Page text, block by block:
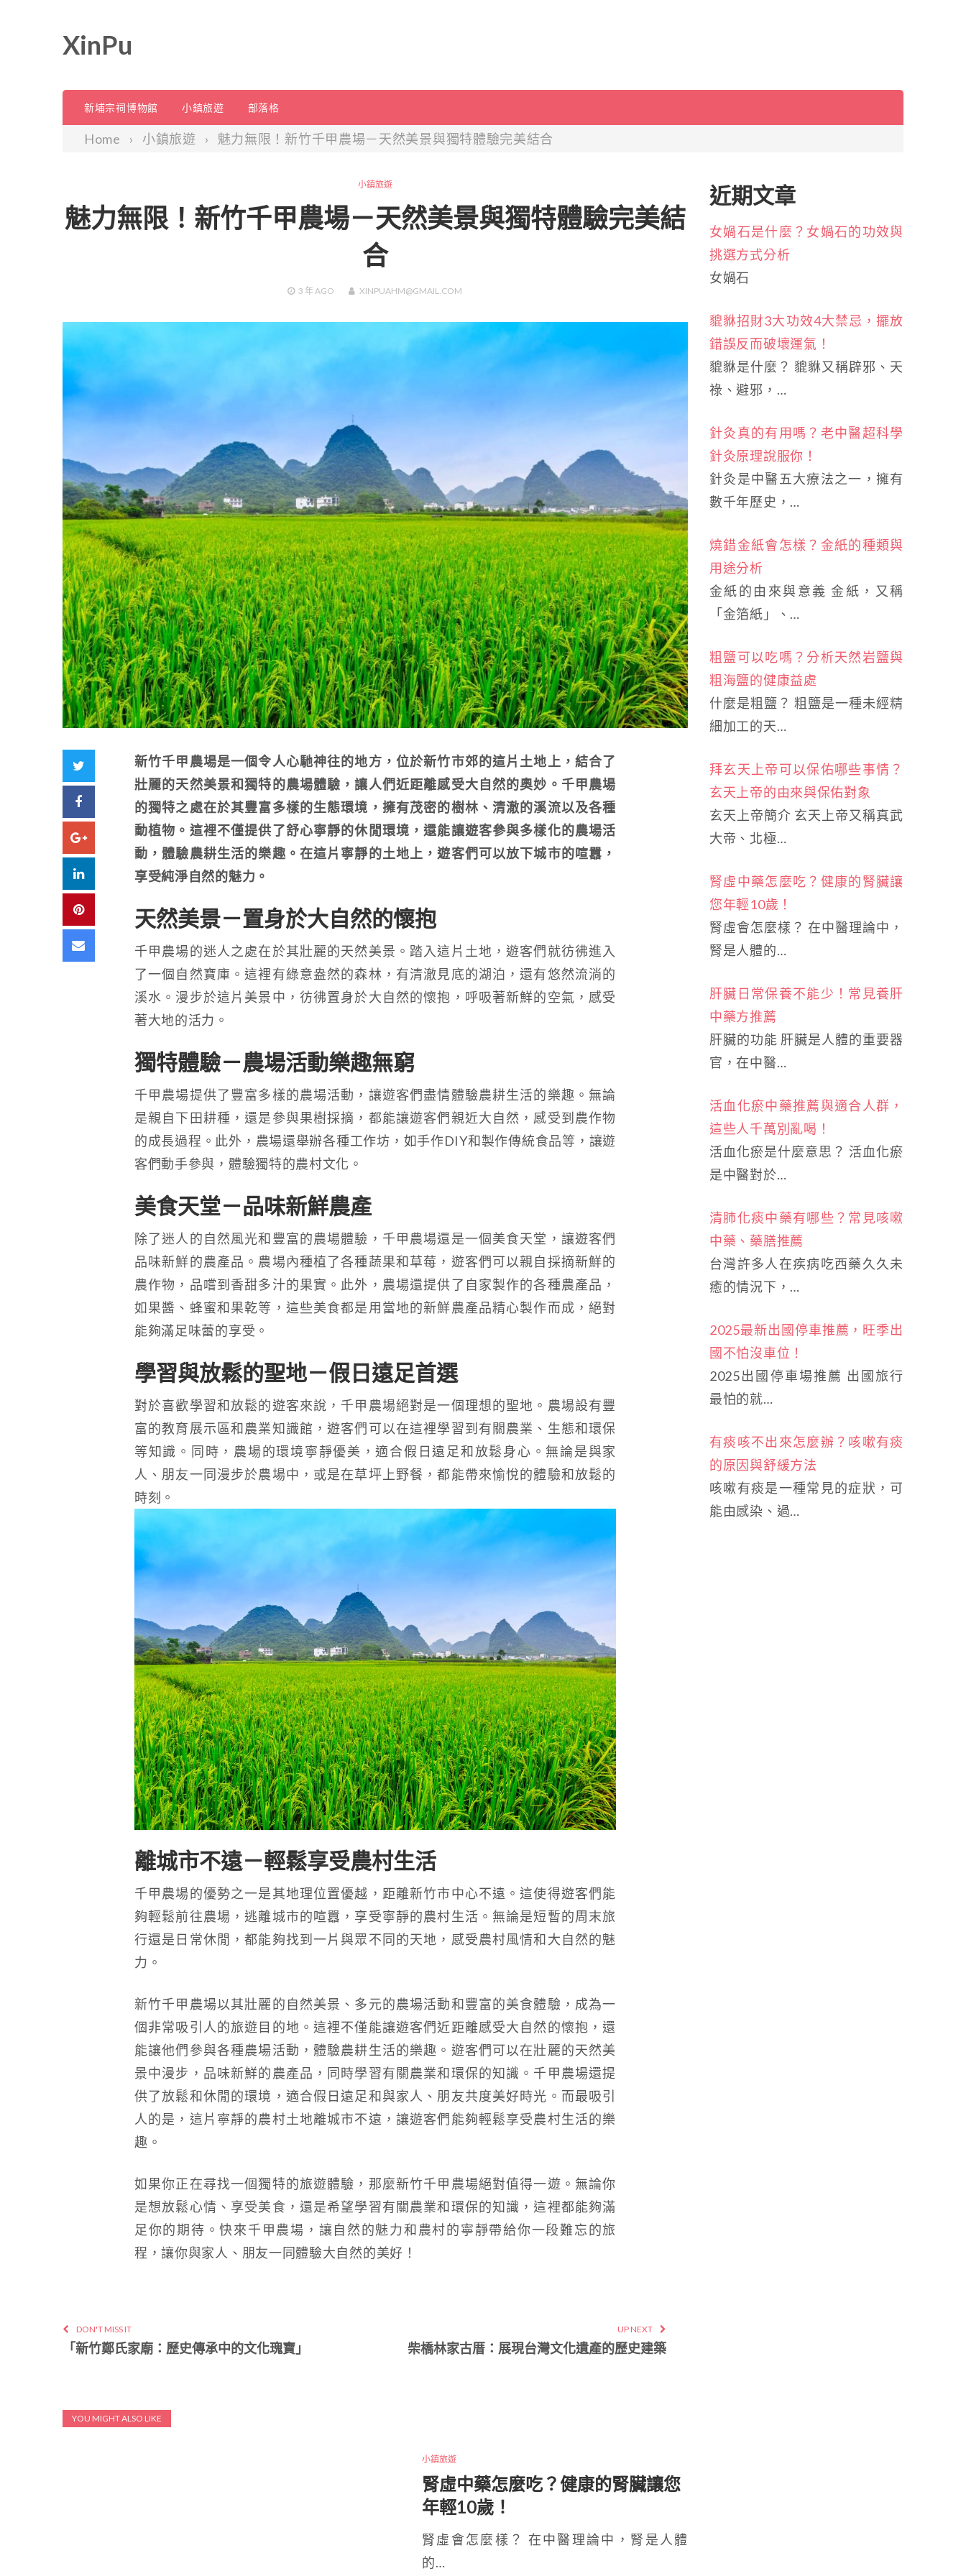
XinPu
新埔宗祠博物館 小鎮旅遊 部落格
Home 小鎮旅遊 魅力無限！新竹千甲農場－天然美景與獨特體驗完美結合
小鎮旅遊
魅力無限！新竹千甲農場－天然美景與獨特體驗完美結
合
3 年AGO XINPUAHM@GMAIL.COM
Facebook
Google+
LinkedIn
Pinterest
Email
新竹千甲農場是一個令人心馳神往的地方，位於新竹市郊的這片土地上，結合了
壯麗的天然美景和獨特的農場體驗，讓人們近距離感受大自然的奧妙。千甲農場
的獨特之處在於其豐富多樣的生態環境，擁有茂密的樹林、清澈的溪流以及各種
動植物。這裡不僅提供了舒心寧靜的休閒環境，還能讓遊客參與多樣化的農場活
動，體驗農耕生活的樂趣。在這片寧靜的土地上，遊客們可以放下城市的喧囂，
享受純淨自然的魅力。
天然美景－置身於大自然的懷抱
千甲農場的迷人之處在於其壯麗的天然美景。踏入這片土地，遊客們就彷彿進入
了一個自然寶庫。這裡有綠意盎然的森林，有清澈見底的湖泊，還有悠然流淌的
溪水。漫步於這片美景中，彷彿置身於大自然的懷抱，呼吸著新鮮的空氣，感受
著大地的活力。
獨特體驗－農場活動樂趣無窮
千甲農場提供了豐富多樣的農場活動，讓遊客們盡情體驗農耕生活的樂趣。無論
是親自下田耕種，還是參與果樹採摘，都能讓遊客們親近大自然，感受到農作物
的成長過程。此外，農場還舉辦各種工作坊，如手作DIY和製作傳統食品等，讓遊
客們動手參與，體驗獨特的農村文化。
美食天堂－品味新鮮農產
除了迷人的自然風光和豐富的農場體驗，千甲農場還是一個美食天堂，讓遊客們
品味新鮮的農產品。農場內種植了各種蔬果和草莓，遊客們可以親自採摘新鮮的
農作物，品嚐到香甜多汁的果實。此外，農場還提供了自家製作的各種農產品，
如果醬、蜂蜜和果乾等，這些美食都是用當地的新鮮農產品精心製作而成，絕對
能夠滿足味蕾的享受。
學習與放鬆的聖地－假日遠足首選
對於喜歡學習和放鬆的遊客來說，千甲農場絕對是一個理想的聖地。農場設有豐
富的教育展示區和農業知識館，遊客們可以在這裡學習到有關農業、生態和環保
等知識。同時，農場的環境寧靜優美，適合假日遠足和放鬆身心。無論是與家
人、朋友一同漫步於農場中，或是在草坪上野餐，都能帶來愉悅的體驗和放鬆的
時刻。
離城市不遠－輕鬆享受農村生活
千甲農場的優勢之一是其地理位置優越，距離新竹市中心不遠。這使得遊客們能
夠輕鬆前往農場，逃離城市的喧囂，享受寧靜的農村生活。無論是短暫的周末旅
行還是日常休閒，都能夠找到一片與眾不同的天地，感受農村風情和大自然的魅
力。
新竹千甲農場以其壯麗的自然美景、多元的農場活動和豐富的美食體驗，成為一
個非常吸引人的旅遊目的地。這裡不僅能讓遊客們近距離感受大自然的懷抱，還
能讓他們參與各種農場活動，體驗農耕生活的樂趣。遊客們可以在壯麗的天然美
景中漫步，品味新鮮的農產品，同時學習有關農業和環保的知識。千甲農場還提
供了放鬆和休閒的環境，適合假日遠足和與家人、朋友共度美好時光。而最吸引
人的是，這片寧靜的農村土地離城市不遠，讓遊客們能夠輕鬆享受農村生活的樂
趣。
如果你正在尋找一個獨特的旅遊體驗，那麼新竹千甲農場絕對值得一遊。無論你
是想放鬆心情、享受美食，還是希望學習有關農業和環保的知識，這裡都能夠滿
足你的期待。快來千甲農場，讓自然的魅力和農村的寧靜帶給你一段難忘的旅
程，讓你與家人、朋友一同體驗大自然的美好！
DON'T MISS IT
「新竹鄭氏家廟：歷史傳承中的文化瑰寶」
UP NEXT
柴橋林家古厝：展現台灣文化遺產的歷史建築
YOU MIGHT ALSO LIKE
小鎮旅遊
腎虛中藥怎麼吃？健康的腎臟讓您
年輕10歲！
腎虛會怎麼樣？ 在中醫理論中，腎是人體
的…
近期文章
女媧石是什麼？女媧石的功效與
挑選方式分析
女媧石
貔貅招財3大功效4大禁忌，擺放
錯誤反而破壞運氣！
貔貅是什麼？ 貔貅又稱辟邪、天
祿、避邪，…
針灸真的有用嗎？老中醫超科學
針灸原理說服你！
針灸是中醫五大療法之一，擁有
數千年歷史，…
燒錯金紙會怎樣？金紙的種類與
用途分析
金紙的由來與意義 金紙，又稱
「金箔紙」、…
粗鹽可以吃嗎？分析天然岩鹽與
粗海鹽的健康益處
什麼是粗鹽？ 粗鹽是一種未經精
細加工的天…
拜玄天上帝可以保佑哪些事情？
玄天上帝的由來與保佑對象
玄天上帝簡介 玄天上帝又稱真武
大帝、北極…
腎虛中藥怎麼吃？健康的腎臟讓
您年輕10歲！
腎虛會怎麼樣？ 在中醫理論中，
腎是人體的…
肝臟日常保養不能少！常見養肝
中藥方推薦
肝臟的功能 肝臟是人體的重要器
官，在中醫…
活血化瘀中藥推薦與適合人群，
這些人千萬別亂喝！
活血化瘀是什麼意思？ 活血化瘀
是中醫對於…
清肺化痰中藥有哪些？常見咳嗽
中藥、藥膳推薦
台灣許多人在疾病吃西藥久久未
癒的情況下，…
2025最新出國停車推薦，旺季出
國不怕沒車位！
2025出國停車場推薦 出國旅行
最怕的就…
有痰咳不出來怎麼辦？咳嗽有痰
的原因與舒緩方法
咳嗽有痰是一種常見的症狀，可
能由感染、過…